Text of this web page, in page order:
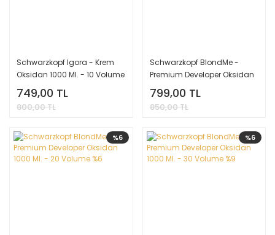
Schwarzkopf Igora - Krem
Oksidan 1000 Ml. - 10 Volume
%3
749,00 TL
800,00 TL
Schwarzkopf BlondMe -
Premium Developer Oksidan
1000 Ml. - 7 Volume %2
799,00 TL
850,00 TL
%6 %6